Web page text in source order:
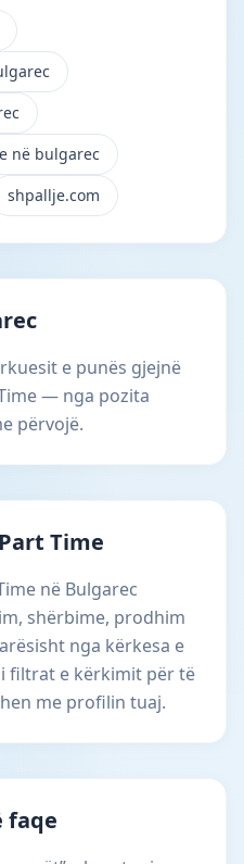
në bulgarec
shpallje.com
e punës gjejnë
— nga pozita
përvojë.
Time
në Bulgarec
shërbime, prodhim
nga kërkesa e
filtrat e kërkimit për të
me profilin tuaj.
faqe